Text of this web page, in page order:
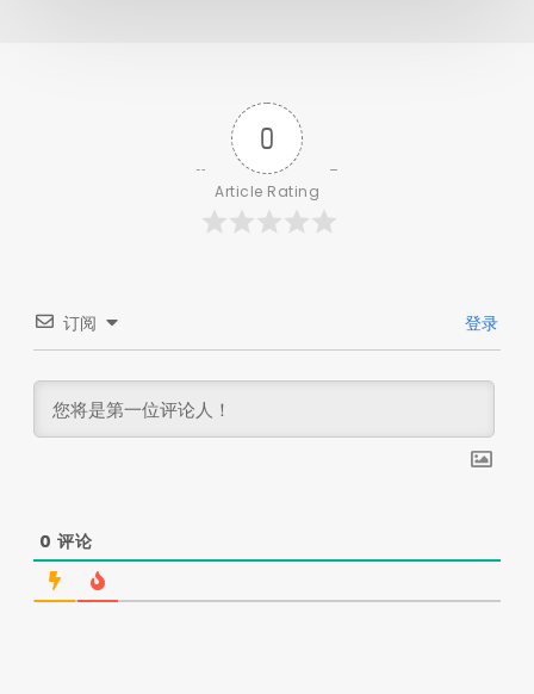
0
Article Rating
订阅 登录
0 评论